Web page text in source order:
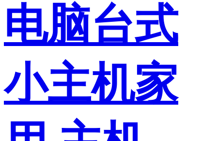
电脑台式
小主机家